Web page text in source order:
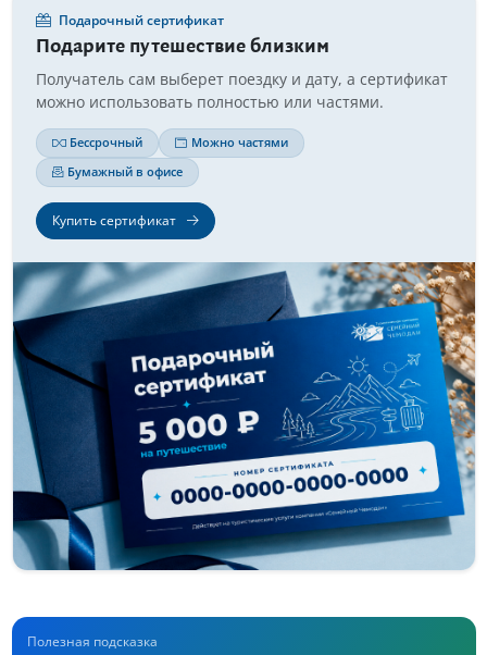
Подарочный сертификат
Подарите путешествие близким
Получатель сам выберет поездку и дату, а сертификат
можно использовать полностью или частями.
Бессрочный
Можно частями
Бумажный в офисе
Купить сертификат
Полезная подсказка